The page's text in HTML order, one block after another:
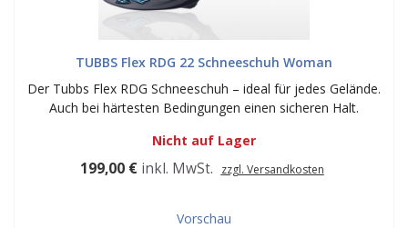
TUBBS Flex RDG 22 Schneeschuh Woman
Der Tubbs Flex RDG Schneeschuh – ideal für jedes Gelände.
Auch bei härtesten Bedingungen einen sicheren Halt.
Nicht auf Lager
199,00 € inkl. MwSt. zzgl. Versandkosten
Vorschau